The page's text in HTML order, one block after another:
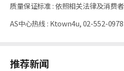
质量保证标准:依照相关法律及消费
AS中心热线: Ktown4u, 02-552-0978
推荐新闻